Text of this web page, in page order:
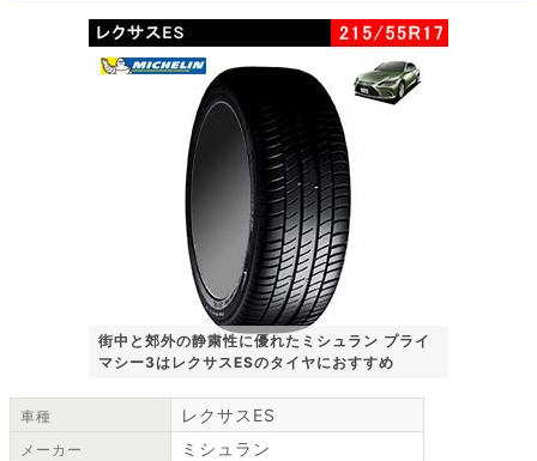
街中と郊外の静粛性に優れたミシュラン プライ
マシー3はレクサスESのタイヤにおすすめ
車種 レクサスES
メーカー ミシュラン